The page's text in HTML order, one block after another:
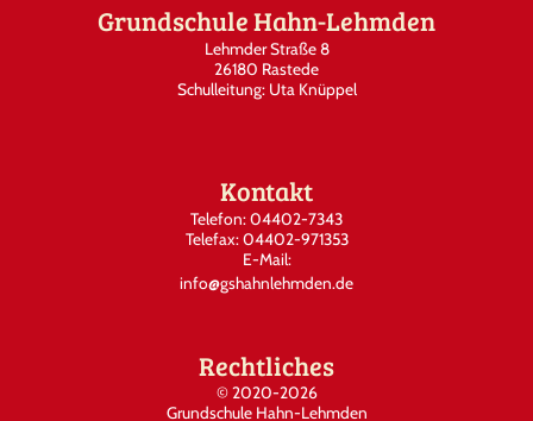
Grundschule Hahn-Lehmden
Lehmder Straße 8
26180 Rastede
Schulleitung: Uta Knüppel
Kontakt
Telefon: 04402-7343
Telefax: 04402-971353
E-Mail:
info@gshahnlehmden.de
Rechtliches
©2020-2026
Grundschule Hahn-Lehmden